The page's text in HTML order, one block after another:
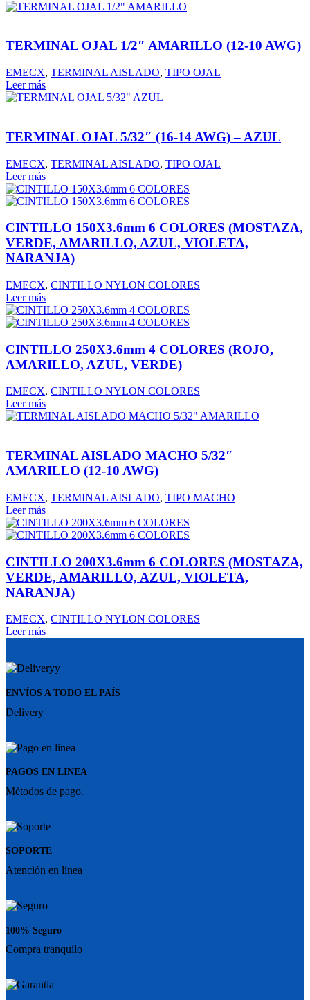
TERMINAL OJAL 1/2″ AMARILLO (12-10 AWG)
EMECX, TERMINAL AISLADO, TIPO OJAL
Leer más
TERMINAL OJAL 5/32″ (16-14 AWG) – AZUL
EMECX, TERMINAL AISLADO, TIPO OJAL
Leer más
CINTILLO 150X3.6mm 6 COLORES (MOSTAZA,
VERDE, AMARILLO, AZUL, VIOLETA,
NARANJA)
EMECX, CINTILLO NYLON COLORES
Leer más
CINTILLO 250X3.6mm 4 COLORES (ROJO,
AMARILLO, AZUL, VERDE)
EMECX, CINTILLO NYLON COLORES
Leer más
TERMINAL AISLADO MACHO 5/32″
AMARILLO (12-10 AWG)
EMECX, TERMINAL AISLADO, TIPO MACHO
Leer más
CINTILLO 200X3.6mm 6 COLORES (MOSTAZA,
VERDE, AMARILLO, AZUL, VIOLETA,
NARANJA)
EMECX, CINTILLO NYLON COLORES
Leer más
ENVÍOS A TODO EL PAÍS
Delivery
PAGOS EN LINEA
Métodos de pago.
SOPORTE
Atención en línea
100% Seguro
Compra tranquilo